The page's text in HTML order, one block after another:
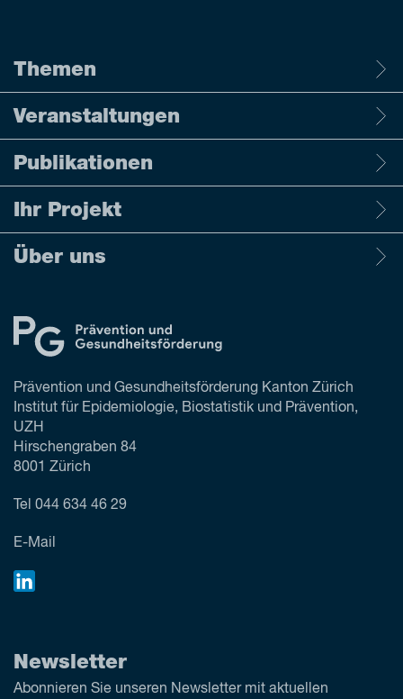
Themen
Veranstaltungen
Publikationen
Ihr Projekt
Über uns
Prävention und Gesundheitsförderung Kanton Zürich
Institut für Epidemiologie, Biostatistik und Prävention,
UZH
Hirschengraben 84
8001 Zürich
Tel 044 634 46 29
E-Mail
Newsletter
Abonnieren Sie unseren Newsletter mit aktuellen